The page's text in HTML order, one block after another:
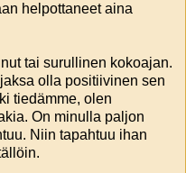
helpottaneet aina
tai surullinen kokoajan.
olla positiivinen sen
tiedämme, olen
On minulla paljon
Niin tapahtuu ihan